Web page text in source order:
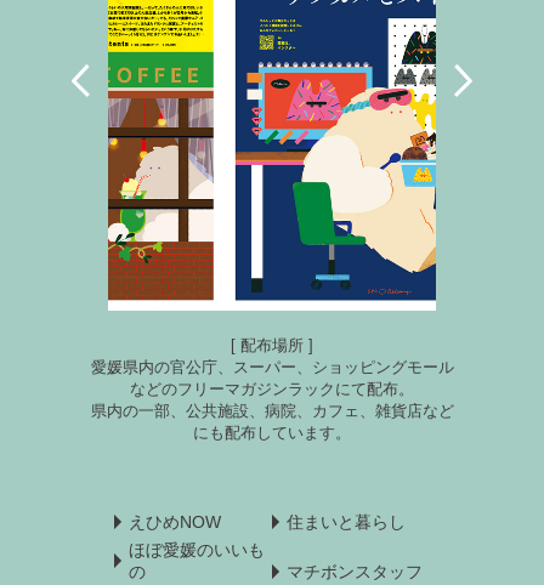
[ 配布場所 ]
愛媛県内の官公庁、スーパー、ショッピングモール
などのフリーマガジンラックにて配布。
県内の一部、公共施設、病院、カフェ、雑貨店など
にも配布しています。
えひめNOW
住まいと暮らし
ほぼ愛媛のいいも
の
マチボンスタッフ